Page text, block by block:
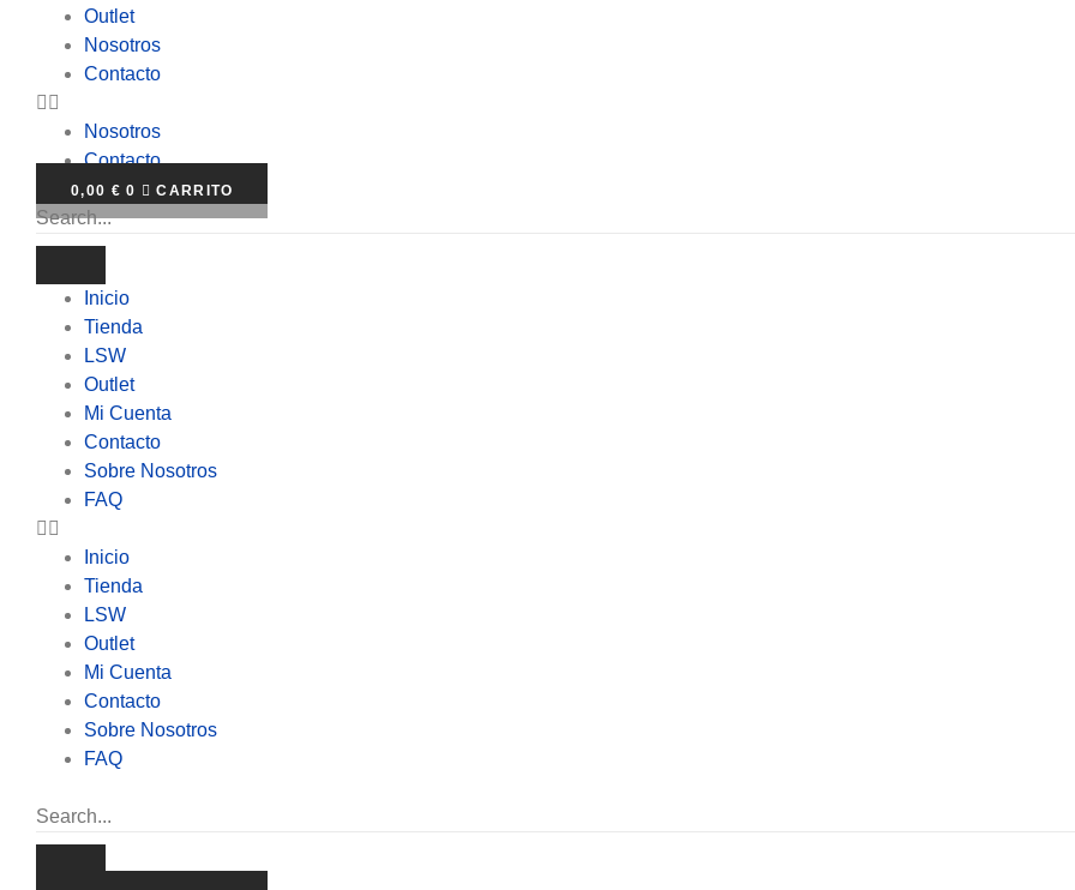
Outlet
Nosotros
Contacto
Nosotros
Contacto
0,00 € 0 CARRITO
Inicio
Tienda
LSW
Outlet
Mi Cuenta
Contacto
Sobre Nosotros
FAQ
Inicio
Tienda
LSW
Outlet
Mi Cuenta
Contacto
Sobre Nosotros
FAQ